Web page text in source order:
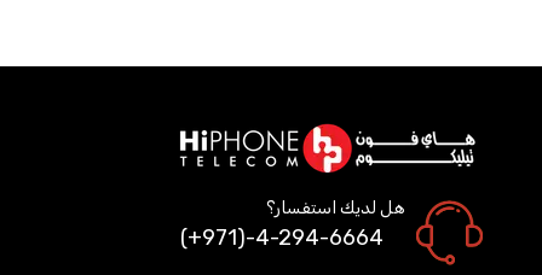
هل لديك استفسار؟
(+971)-4-294-6664